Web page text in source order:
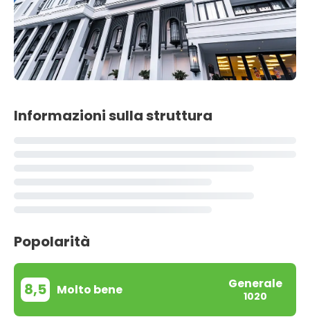
Informazioni sulla struttura
Popolarità
8,5 Molto bene Generale
1020